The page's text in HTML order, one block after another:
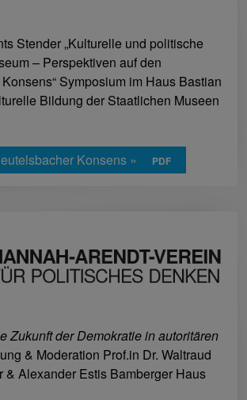
Stender „Kulturelle und politische
– Perspektiven auf den
Symposium im Haus Bastian
Bildung der Staatlichen Museen
Konsens »
Zukunft der Demokratie in autoritären
& Moderation Prof.in Dr. Waltraud
& Alexander Estis Bamberger Haus